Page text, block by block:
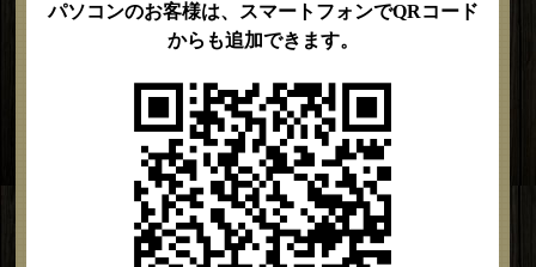
パソコンのお客様は、スマートフォンでQRコード
からも追加できます。